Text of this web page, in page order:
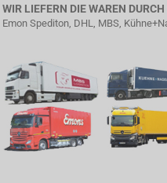
WIR LIEFERN DIE WAREN DURCH
Emon Spediton, DHL, MBS,